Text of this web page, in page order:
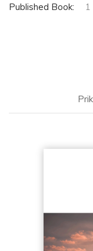
Published Book: 1